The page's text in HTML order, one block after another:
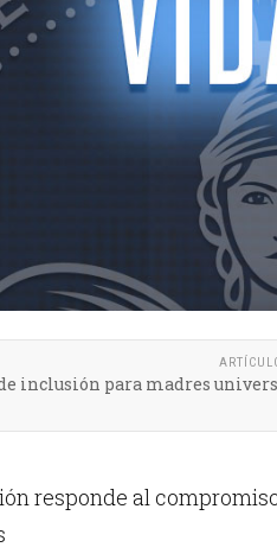
inclusión para madres
responde al